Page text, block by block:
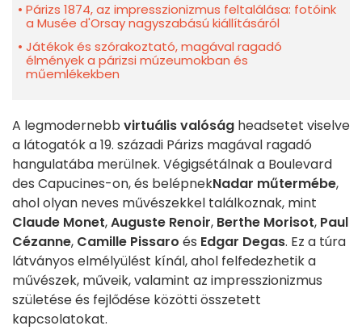
Párizs 1874, az impresszionizmus feltalálása: fotóink
a Musée d'Orsay nagyszabású kiállításáról
Játékok és szórakoztató, magával ragadó
élmények a párizsi múzeumokban és
műemlékekben
A legmodernebb virtuális valóság headsetet viselve
a látogatók a 19. századi Párizs magával ragadó
hangulatába merülnek. Végigsétálnak a Boulevard
des Capucines-on, és belépnekNadar műtermébe,
ahol olyan neves művészekkel találkoznak, mint
Claude Monet,Auguste Renoir, Berthe Morisot, Paul
Cézanne, Camille Pissaro és Edgar Degas. Ez a túra
látványos elmélyülést kínál, ahol felfedezhetik a
művészek, műveik, valamint az impresszionizmus
születése és fejlődése közötti összetett
kapcsolatokat.